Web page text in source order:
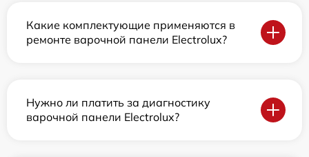
Какие комплектующие применяются в
ремонте варочной панели Electrolux?
Нужно ли платить за диагностику
варочной панели Electrolux?